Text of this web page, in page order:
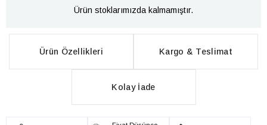
Ürün stoklarımızda kalmamıştır.
Ürün Özellikleri Kargo & Teslimat
Kolay İade